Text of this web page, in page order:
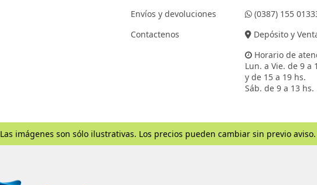
Envíos y devoluciones
Contactenos
(0387) 155
Depósito y
Horario de
Lun. a Vie. de 9 a
y de 15 a 19 hs.
Sáb. de 9 a 13 hs.
Las imágenes son sólo ilustrativas. Los precios pueden cambiar sin previo